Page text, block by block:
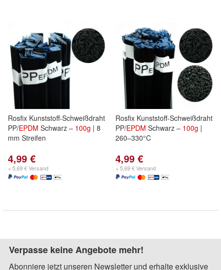
Rosfix Kunststoff-Schweißdraht
PP/EPDM Schwarz – 100g | 8
mm Streifen
4,99 €
+ 5,69 € Versand
Rosfix Kunststoff-Schweißdraht
PP/EPDM Schwarz – 100g |
260–330°C
4,99 €
+ 5,69 € Versand
Verpasse keine Angebote mehr!
Abonniere jetzt unseren Newsletter und erhalte exklusive